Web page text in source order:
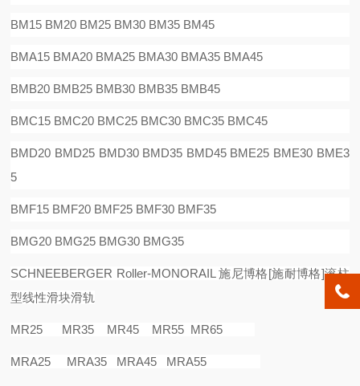
BM15 BM20 BM25 BM30 BM35 BM45
BMA15 BMA20 BMA25 BMA30 BMA35 BMA45
BMB20 BMB25 BMB30 BMB35 BMB45
BMC15 BMC20 BMC25 BMC30 BMC35 BMC45
BMD20 BMD25 BMD30 BMD35 BMD45 BME25 BME30 BME3
5
BMF15 BMF20 BMF25 BMF30 BMF35
BMG20 BMG25 BMG30 BMG35
SCHNEEBERGER Roller-MONORAIL施尼博格[施耐博格]滚柱
型线性滑块滑轨
MR25 MR35 MR45 MR55 MR65
MRA25 MRA35 MRA45 MRA55